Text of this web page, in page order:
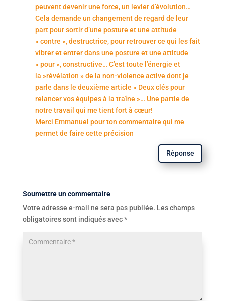
peuvent devenir une force, un levier d’évolution…
Cela demande un changement de regard de leur
part pour sortir d’une posture et une attitude
« contre », destructrice, pour retrouver ce qui les fait
vibrer et entrer dans une posture et une attitude
« pour », constructive… C’est toute l’énergie et
la »révélation » de la non-violence active dont je
parle dans le deuxième article « Deux clés pour
relancer vos équipes à la traîne »… Une partie de
notre travail qui me tient fort à cœur!
Merci Emmanuel pour ton commentaire qui me
permet de faire cette précision
Réponse
Soumettre un commentaire
Votre adresse e-mail ne sera pas publiée. Les champs
obligatoires sont indiqués avec*